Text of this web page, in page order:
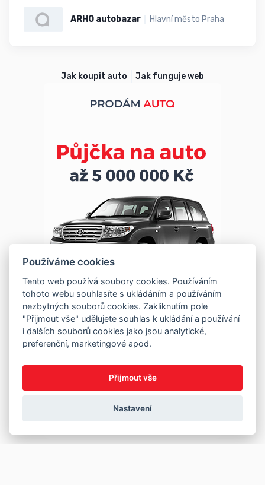
ARHO autobazar Hlavní město Praha
Jak koupit auto Jak funguje web
Používáme cookies
Tento web používá soubory cookies. Používáním
tohoto webu souhlasíte s ukládáním a používáním
nezbytných souborů cookies. Zakliknutím pole
"Přijmout vše" udělujete souhlas k ukládání a používání
i dalších souborů cookies jako jsou analytické,
preferenční, marketingové apod.
Přijmout vše
Nastavení